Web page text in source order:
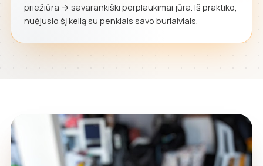
priežiūra → savarankiški perplaukimai jūra. Iš praktiko,
nuėjusio šį kelią su penkiais savo burlaiviais.